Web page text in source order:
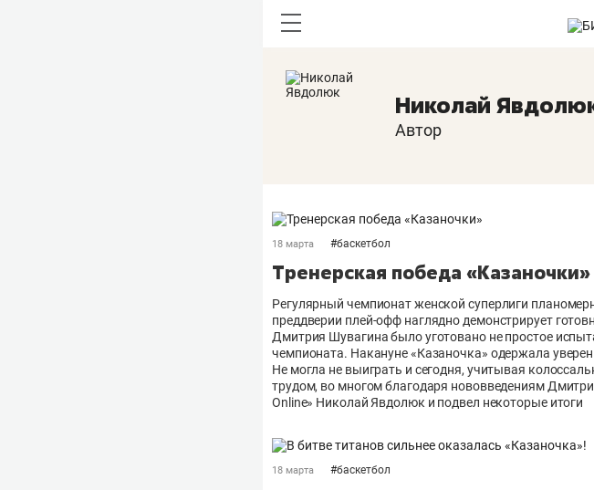
Николай
Автор
18 марта #баскетбол
Тренерская победа «Казаночки»
Регулярный чемпионат женской суперлиги
преддверии плей-офф наглядно демонстрирует
Дмитрия Шувагина было уготовано не простое
чемпионата. Накануне «Казаночка» одержала
Не могла не выиграть и сегодня, учитывая
трудом, во многом благодаря нововведениям
Online» Николай Явдолюк и подвел некоторые итоги
18 марта #баскетбол